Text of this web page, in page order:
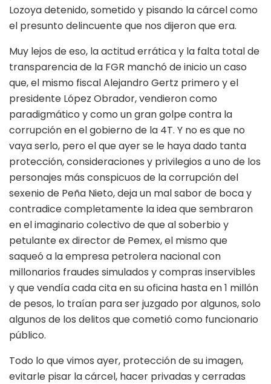
Lozoya detenido, sometido y pisando la cárcel como
el presunto delincuente que nos dijeron que era.
Muy lejos de eso, la actitud errática y la falta total de
transparencia de la FGR manchó de inicio un caso
que, el mismo fiscal Alejandro Gertz primero y el
presidente López Obrador, vendieron como
paradigmático y como un gran golpe contra la
corrupción en el gobierno de la 4T. Y no es que no
vaya serlo, pero el que ayer se le haya dado tanta
protección, consideraciones y privilegios a uno de los
personajes más conspicuos de la corrupción del
sexenio de Peña Nieto, deja un mal sabor de boca y
contradice completamente la idea que sembraron
en el imaginario colectivo de que al soberbio y
petulante ex director de Pemex, el mismo que
saqueó a la empresa petrolera nacional con
millonarios fraudes simulados y compras inservibles
y que vendía cada cita en su oficina hasta en 1 millón
de pesos, lo traían para ser juzgado por algunos, solo
algunos de los delitos que cometió como funcionario
público.
Todo lo que vimos ayer, protección de su imagen,
evitarle pisar la cárcel, hacer privadas y cerradas